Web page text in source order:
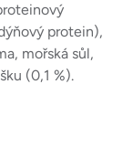
protein),
mořská sůl,
(0,1 %).